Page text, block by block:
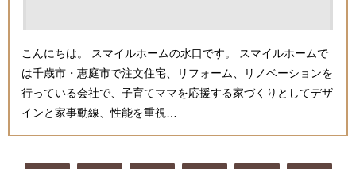
こんにちは。 スマイルホームの水口です。 スマイルホームで
は千歳市・恵庭市で注文住宅、リフォーム、リノベーションを
行っている会社で、子育てママを応援する家づくりとしてデザ
インと家事動線、性能を重視…